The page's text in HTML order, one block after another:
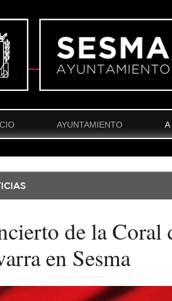
AYUNTAMIENTO A
de la Coral
en Sesma